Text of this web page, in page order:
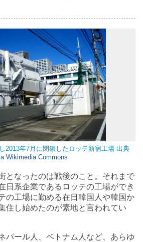
2013年7月に閉鎖したロッテ新宿工場 出典
Wikimedia Commons
となったのは戦後のこと。それまで
日系企業であるロッテの工場ができ
の工場に勤める在日韓国人や韓国か
住し始めたのが素地と言われてい
パール人、ベトナム人など、あらゆ